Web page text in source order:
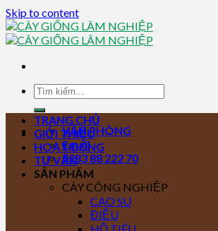
Skip to content
VĂN PHÒNG
Email
0283 88 222 70
TRANG CHỦ
GIỚI THIỆU
HOẠT ĐỘNG
TƯ VẤN
SẢN PHẨM
CÂY CÔNG NGHIỆP
CAO SU
ĐIỀU